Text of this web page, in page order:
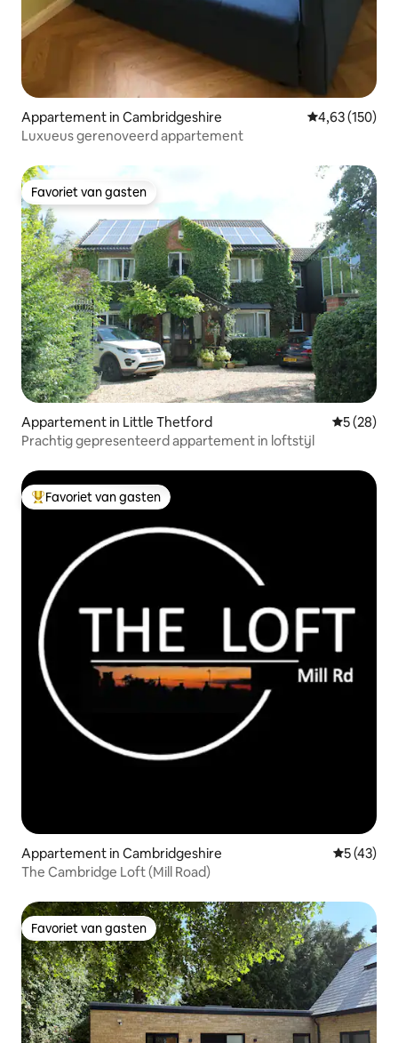
Appartement in Cambridgeshire Gemiddelde
4,63 (150)
Luxueus gerenoveerd appartement
Favoriet van gasten
Favoriet van gasten
Appartement in Little Thetford
5 (28)
Prachtig gepresenteerd appartement in loftstijl
Topfavoriet van gasten
Favoriet van gasten
Appartement in Cambridgeshire
5 (43)
The Cambridge Loft (Mill Road)
Favoriet van gasten
Favoriet van gasten